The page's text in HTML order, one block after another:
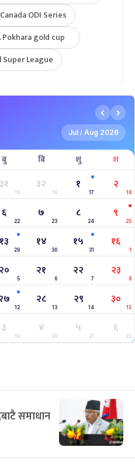
ODI Series
Pokhara gold cup
Super League
Jul / Aug 2026
बु बि शु श
३१
15
३२
16
१
17
२
18
६
22
७
23
८
24
९
25
१३
29
१४
30
१५
31
१६
1
२०
5
२१
6
२२
7
२३
8
12
२८
13
२९
14
३०
15
३
19
४
20
५
21
६
22
समाधान